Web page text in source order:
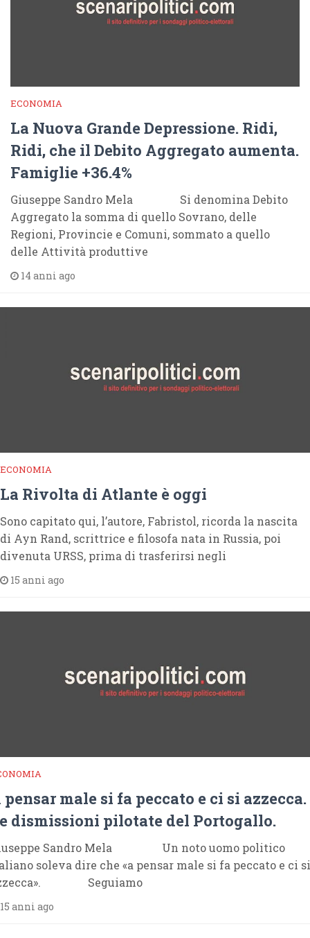
ECONOMIA
La Nuova Grande Depressione. Ridi,
Ridi, che il Debito Aggregato aumenta.
Famiglie +36.4%
Giuseppe Sandro Mela Si denomina Debito
Aggregato la somma di quello Sovrano, delle
Regioni, Provincie e Comuni, sommato a quello
delle Attività produttive
14 anni ago
ECONOMIA
La Rivolta di Atlante è oggi
Sono capitato qui, l’autore, Fabristol, ricorda la nascita
di Ayn Rand, scrittrice e filosofa nata in Russia, poi
divenuta URSS, prima di trasferirsi negli
15 anni ago
pensar male si fa peccato e ci si azzecca.
dismissioni pilotate del Portogallo.
Sandro Mela Un noto uomo politico
soleva dire che «a pensar male si fa peccato e ci si
Seguiamo
anni ago